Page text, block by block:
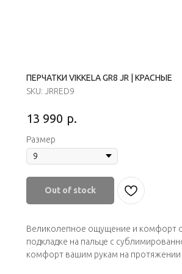
ПЕРЧАТКИ VIKKELA GR8 JR | КРАСНЫЕ
SKU: JRRED9
13 990 р.
Размер
Out of stock
Великолепное ощущение и комфорт
подкладке на пальце с
комфорт вашим рукам на протяжении